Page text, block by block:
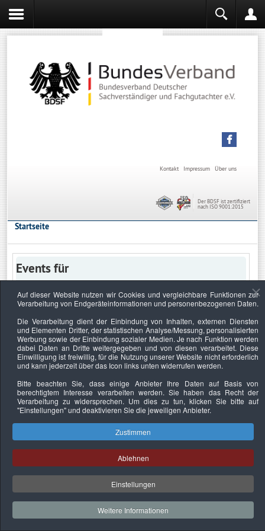
Über uns
Impressum
Kontakt
Der BDSF ist zertifiziert
nach ISO 9001:2015
Startseite
Events für
Keine Termine
Datenschutzerklärung Urheberrechtsnachweise Nachhaltigkeit
Copyright © 2026. Bundesverband Deutscher
Sachverständiger und Fachgutachter e.V..
Auf dieser Website nutzen wir Cookies und vergleichbare Funktionen zur
Verarbeitung von Endgeräteinformationen und personenbezogenen Daten.
Die Verarbeitung dient der Einbindung von Inhalten, externen Diensten
und Elementen Dritter, der statistischen Analyse/Messung, personalisierten
Werbung sowie der Einbindung sozialer Medien. Je nach Funktion werden
dabei Daten an Dritte weitergegeben und von diesen verarbeitet. Diese
Einwilligung ist freiwillig, für die Nutzung unserer Website nicht erforderlich
und kann jederzeit über das Icon links unten widerrufen werden.
Bitte beachten Sie, dass einige Anbieter Ihre Daten auf Basis von
berechtigtem Interesse verarbeiten werden. Sie haben das Recht der
Verarbeitung zu widersprechen. Um dies zu tun, klicken Sie bitte auf
"Einstellungen"und deaktivieren Sie die jeweiligen Anbieter.
Zustimmen
Ablehnen
Einstellungen
Weitere Informationen